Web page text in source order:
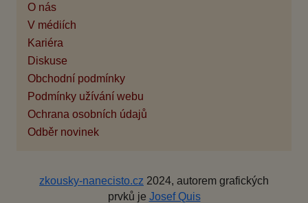
O nás
V médiích
Kariéra
Diskuse
Obchodní podmínky
Podmínky užívání webu
Ochrana osobních údajů
Odběr novinek
zkousky-nanecisto.cz 2024, autorem grafických
prvků je Josef Quis